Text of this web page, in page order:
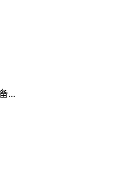
...